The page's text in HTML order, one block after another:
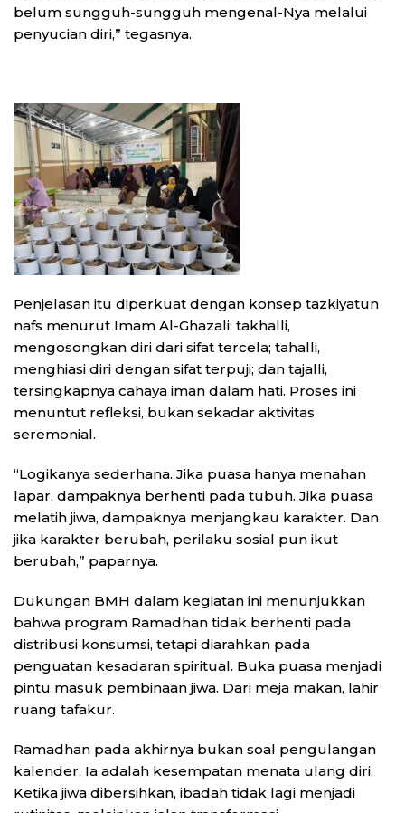
belum sungguh-sungguh mengenal-Nya melalui
penyucian diri,” tegasnya.
Penjelasan itu diperkuat dengan konsep tazkiyatun
nafs menurut Imam Al-Ghazali: takhalli,
mengosongkan diri dari sifat tercela; tahalli,
menghiasi diri dengan sifat terpuji; dan tajalli,
tersingkapnya cahaya iman dalam hati. Proses ini
menuntut refleksi, bukan sekadar aktivitas
seremonial.
“Logikanya sederhana. Jika puasa hanya menahan
lapar, dampaknya berhenti pada tubuh. Jika puasa
melatih jiwa, dampaknya menjangkau karakter. Dan
jika karakter berubah, perilaku sosial pun ikut
berubah,” paparnya.
Dukungan BMH dalam kegiatan ini menunjukkan
bahwa program Ramadhan tidak berhenti pada
distribusi konsumsi, tetapi diarahkan pada
penguatan kesadaran spiritual. Buka puasa menjadi
pintu masuk pembinaan jiwa. Dari meja makan, lahir
ruang tafakur.
Ramadhan pada akhirnya bukan soal pengulangan
kalender. Ia adalah kesempatan menata ulang diri.
Ketika jiwa dibersihkan, ibadah tidak lagi menjadi